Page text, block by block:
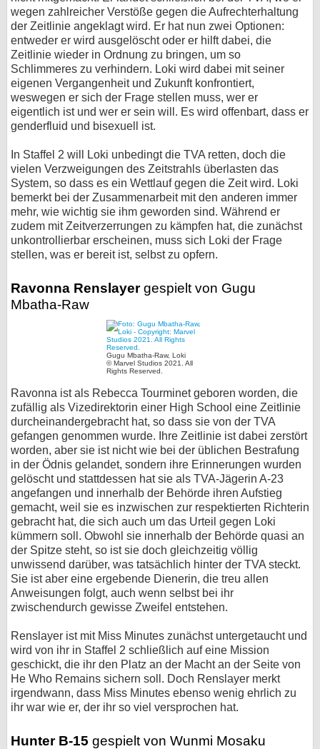
wegen zahlreicher Verstöße gegen die Aufrechterhaltung
der Zeitlinie angeklagt wird. Er hat nun zwei Optionen:
entweder er wird ausgelöscht oder er hilft dabei, die
Zeitlinie wieder in Ordnung zu bringen, um so
Schlimmeres zu verhindern. Loki wird dabei mit seiner
eigenen Vergangenheit und Zukunft konfrontiert,
weswegen er sich der Frage stellen muss, wer er
eigentlich ist und wer er sein will. Es wird offenbart, dass er
genderfluid und bisexuell ist.
In Staffel 2 will Loki unbedingt die TVA retten, doch die
vielen Verzweigungen des Zeitstrahls überlasten das
System, so dass es ein Wettlauf gegen die Zeit wird. Loki
bemerkt bei der Zusammenarbeit mit den anderen immer
mehr, wie wichtig sie ihm geworden sind. Während er
zudem mit Zeitverzerrungen zu kämpfen hat, die zunächst
unkontrollierbar erscheinen, muss sich Loki der Frage
stellen, was er bereit ist, selbst zu opfern.
Ravonna Renslayergespielt von Gugu
Mbatha-Raw
Gugu Mbatha-Raw, Loki
© Marvel Studios 2021. All
Rights Reserved.
Ravonna ist als Rebecca Tourminet geboren worden, die
zufällig als Vizedirektorin einer High School eine Zeitlinie
durcheinandergebracht hat, so dass sie von der TVA
gefangen genommen wurde. Ihre Zeitlinie ist dabei zerstört
worden, aber sie ist nicht wie bei der üblichen Bestrafung
in der Ödnis gelandet, sondern ihre Erinnerungen wurden
gelöscht und stattdessen hat sie als TVA-Jägerin A-23
angefangen und innerhalb der Behörde ihren Aufstieg
gemacht, weil sie es inzwischen zur respektierten Richterin
gebracht hat, die sich auch um das Urteil gegen Loki
kümmern soll. Obwohl sie innerhalb der Behörde quasi an
der Spitze steht, so ist sie doch gleichzeitig völlig
unwissend darüber, was tatsächlich hinter der TVA steckt.
Sie ist aber eine ergebende Dienerin, die treu allen
Anweisungen folgt, auch wenn selbst bei ihr
zwischendurch gewisse Zweifel entstehen.
Renslayer ist mit Miss Minutes zunächst untergetaucht und
wird von ihr in Staffel 2 schließlich auf eine Mission
geschickt, die ihr den Platz an der Macht an der Seite von
He Who Remains sichern soll. Doch Renslayer merkt
irgendwann, dass Miss Minutes ebenso wenig ehrlich zu
ihr war wie er, der ihr so viel versprochen hat.
Hunter B-15 gespielt von Wunmi Mosaku
Cookie-Einstellungen
Impressum
Desktop-Ansicht
myFanbase